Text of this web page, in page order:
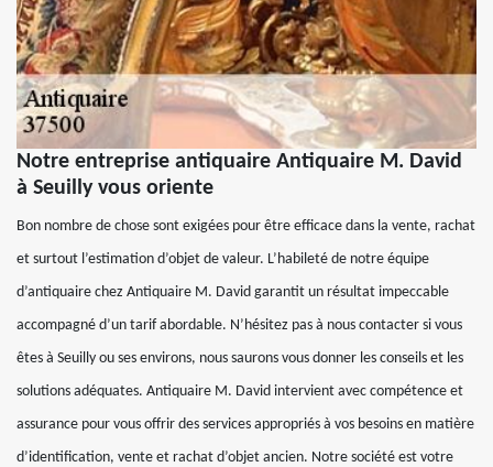
Notre entreprise antiquaire Antiquaire M. David
à Seuilly vous oriente
Bon nombre de chose sont exigées pour être efficace dans la vente, rachat
et surtout l’estimation d’objet de valeur. L’habileté de notre équipe
d’antiquaire chez Antiquaire M. David garantit un résultat impeccable
accompagné d’un tarif abordable. N’hésitez pas à nous contacter si vous
êtes à Seuilly ou ses environs, nous saurons vous donner les conseils et les
solutions adéquates. Antiquaire M. David intervient avec compétence et
assurance pour vous offrir des services appropriés à vos besoins en matière
d’identification, vente et rachat d’objet ancien. Notre société est votre